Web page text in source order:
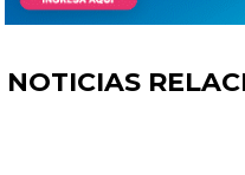
NOTICIAS